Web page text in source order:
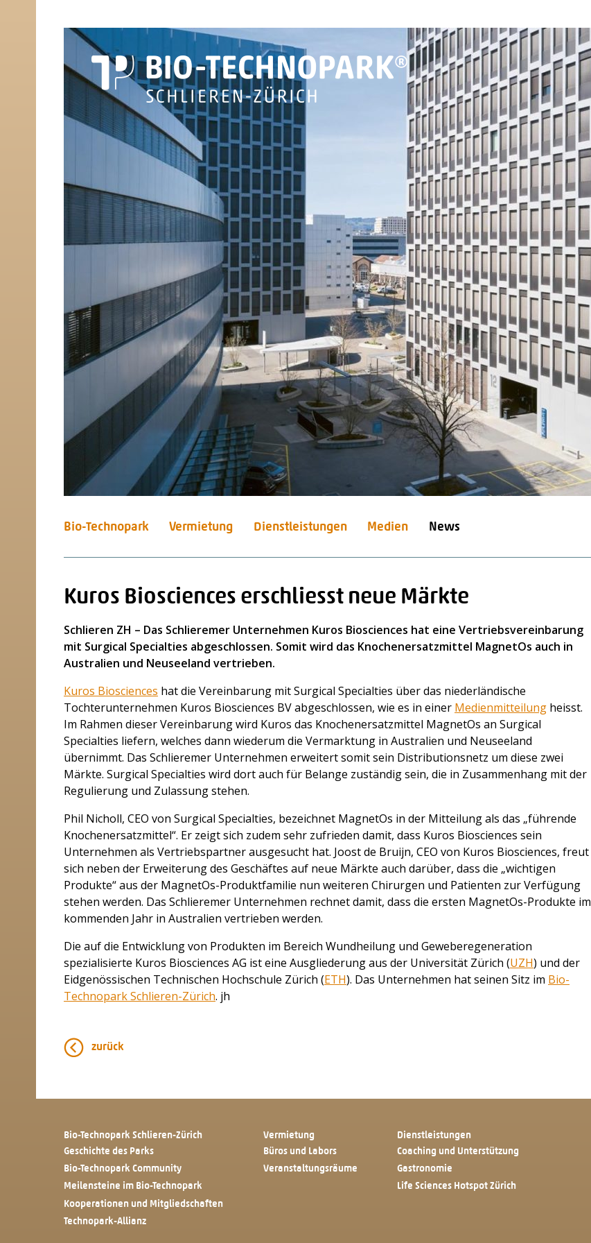
Bio-Technopark Vermietung Dienstleistungen Medien News
Kuros Biosciences erschliesst neue Märkte
Schlieren ZH – Das Schlieremer Unternehmen Kuros Biosciences hat eine Vertriebsvereinbarung
mit Surgical Specialties abgeschlossen. Somit wird das Knochenersatzmittel MagnetOs auch in
Australien und Neuseeland vertrieben.
Kuros Biosciences hat die Vereinbarung mit Surgical Specialties über das niederländische
Tochterunternehmen Kuros Biosciences BV abgeschlossen, wie es in einer Medienmitteilung heisst.
Im Rahmen dieser Vereinbarung wird Kuros das Knochenersatzmittel MagnetOs an Surgical
Specialties liefern, welches dann wiederum die Vermarktung in Australien und Neuseeland
übernimmt. Das Schlieremer Unternehmen erweitert somit sein Distributionsnetz um diese zwei
Märkte. Surgical Specialties wird dort auch für Belange zuständig sein, die in Zusammenhang mit der
Regulierung und Zulassung stehen.
Phil Nicholl, CEO von Surgical Specialties, bezeichnet MagnetOs in der Mitteilung als das „führende
Knochenersatzmittel“. Er zeigt sich zudem sehr zufrieden damit, dass Kuros Biosciences sein
Unternehmen als Vertriebspartner ausgesucht hat. Joost de Bruijn, CEO von Kuros Biosciences, freut
sich neben der Erweiterung des Geschäftes auf neue Märkte auch darüber, dass die „wichtigen
Produkte“ aus der MagnetOs-Produktfamilie nun weiteren Chirurgen und Patienten zur Verfügung
stehen werden. Das Schlieremer Unternehmen rechnet damit, dass die ersten MagnetOs-Produkte im
kommenden Jahr in Australien vertrieben werden.
Die auf die Entwicklung von Produkten im Bereich Wundheilung und Geweberegeneration
spezialisierte Kuros Biosciences AG ist eine Ausgliederung aus der Universität Zürich (UZH) und der
Eidgenössischen Technischen Hochschule Zürich (ETH). Das Unternehmen hat seinen Sitz im Bio-
Technopark Schlieren-Zürich. jh
zurück
Bio-Technopark Schlieren-Zürich
Geschichte des Parks
Bio-Technopark Community
Meilensteine im Bio-Technopark
Kooperationen und Mitgliedschaften
Technopark-Allianz
Vermietung
Büros und Labors
Veranstaltungsräume
Dienstleistungen
Coaching und Unterstützung
Gastronomie
Life Sciences Hotspot Zürich